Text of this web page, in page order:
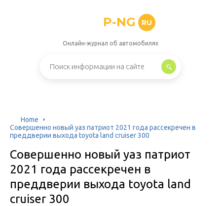
P-NG RU
Онлайн-журнал об автомобилях
Home
Совершенно новый уаз патриот 2021 года рассекречен в
преддверии выхода toyota land cruiser 300
Совершенно новый уаз патриот
2021 года рассекречен в
преддверии выхода toyota land
cruiser 300